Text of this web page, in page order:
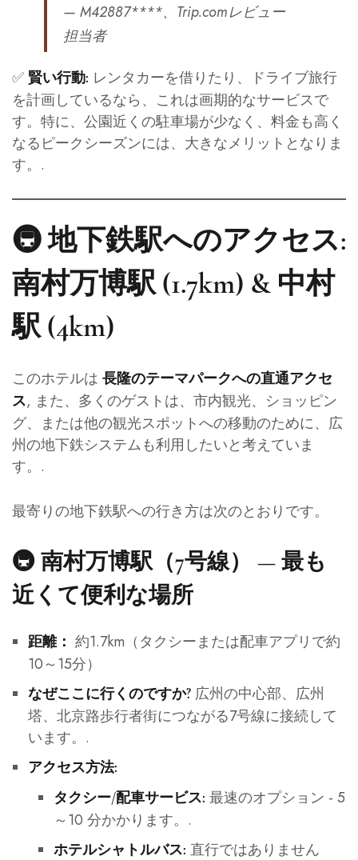
— M42887****、Trip.comレビュー
担当者
✅ 賢い行動: レンタカーを借りたり、ドライブ旅行
を計画しているなら、これは画期的なサービスで
す。特に、公園近くの駐車場が少なく、料金も高く
なるピークシーズンには、大きなメリットとなりま
す。.
🚇 地下鉄駅へのアクセス:
南村万博駅 (1.7km) & 中村
駅 (4km)
このホテルは 長隆のテーマパークへの直通アクセ
ス, また、多くのゲストは、市内観光、ショッピン
グ、または他の観光スポットへの移動のために、広
州の地下鉄システムも利用したいと考えていま
す。.
最寄りの地下鉄駅への行き方は次のとおりです。
🚇 南村万博駅（7号線） — 最も
近くて便利な場所
距離： 約1.7km（タクシーまたは配車アプリで約
10～15分）
なぜここに行くのですか?広州の中心部、広州
塔、北京路歩行者街につながる7号線に接続して
います。.
アクセス方法:
タクシー/配車サービス: 最速のオプション - 5
～10 分かかります。.
ホテルシャトルバス: 直行ではありません